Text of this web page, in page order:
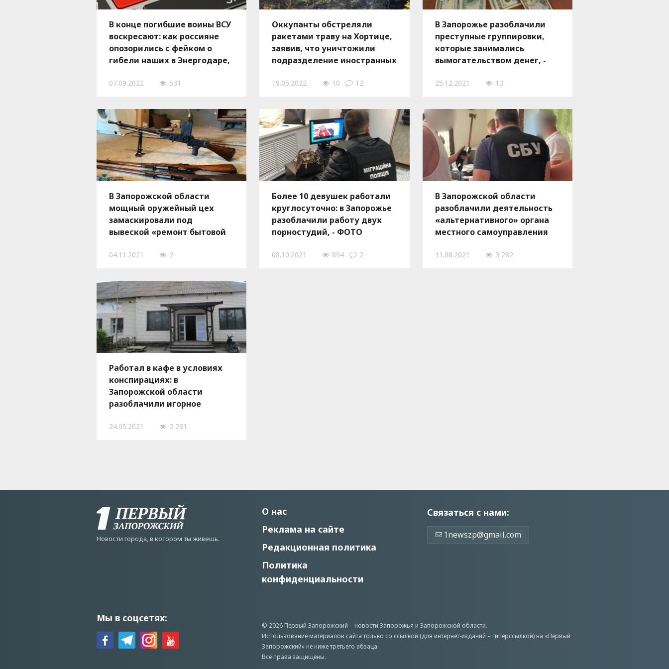
В конце погибшие воины ВСУ
воскресают: как россияне
опозорились с фейком о
гибели наших в Энергодаре,
07.09.2022 531
Оккупанты обстреляли
ракетами траву на Хортице,
заявив, что уничтожили
подразделение иностранных
19.05.2022 10 12
В Запорожье разоблачили
преступные группировки,
которые занимались
вымогательством денег, -
25.12.2021 13
В Запорожской области
мощный оружейный цех
замаскировали под
вывеской «ремонт бытовой
04.11.2021 2
Более 10 девушек работали
круглосуточно: в Запорожье
разоблачили работу двух
порностудий, - ФОТО
08.10.2021 894 2
В Запорожской области
разоблачили деятельность
«альтернативного» органа
местного самоуправления
11.08.2021 3 282
Работал в кафе в условиях
конспирациях: в
Запорожской области
разоблачили игорное
24.05.2021 2 231
Новости города, в котором ты живешь.
О нас
Реклама на сайте
Редакционная политика
Политика
конфиденциальности
Связаться с нами:
1newszp@gmail.com
Мы в соцсетях:
© 2026 Первый Запорожский – новости Запорожья и Запорожской области.
Использование материалов сайта только со ссылкой (для интернет-изданий – гиперссылкой) на «Первый
Запорожский» не ниже третьего абзаца.
Все права защищены.